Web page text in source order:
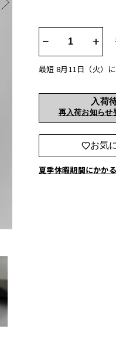
− +
最短 8月11日（火）
入荷
再入荷お知らせ
お気
夏季休暇期間にかか